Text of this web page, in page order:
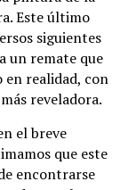
Este último
siguientes
un remate que
en realidad, con
reveladora.
el breve
que este
encontrarse